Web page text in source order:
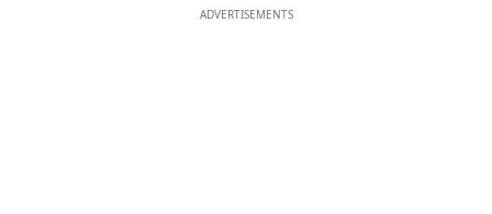
ADVERTISEMENTS